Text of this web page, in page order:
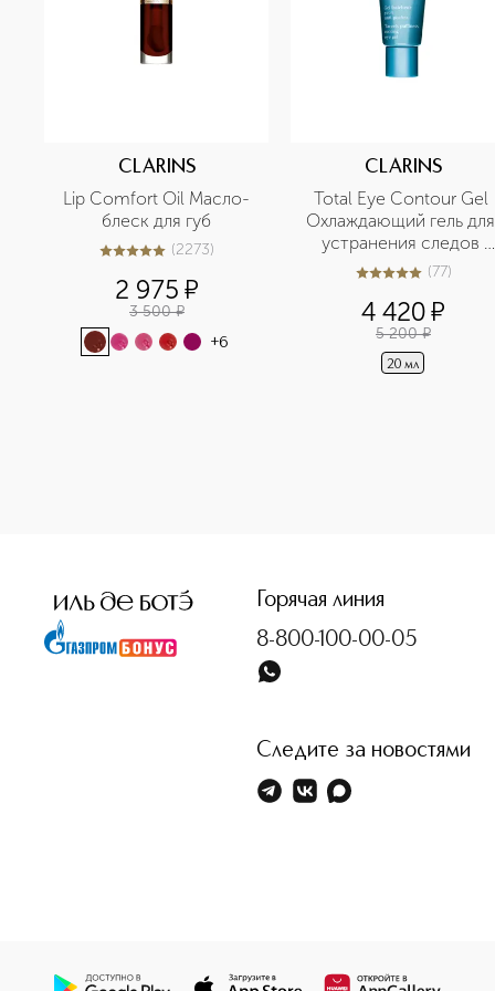
CLARINS
Lip Comfort Oil Масло-
блеск для губ
5из 52273 (2273)
2 975 ¤
3 500 ¤
+6
CLARINS
Total Eye Contour Gel
Охлаждающий гель для
устранения следов
усталости вокруг глаз
5из 577 (77)
4 420¤
5 200 ¤
20 мл
Горячая линия
8-800-100-00-05
Следите за новостями